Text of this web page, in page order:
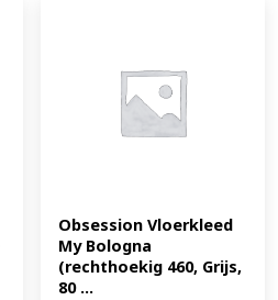
Obsession Vloerkleed
My Bologna
(rechthoekig 460, Grijs,
80 ...